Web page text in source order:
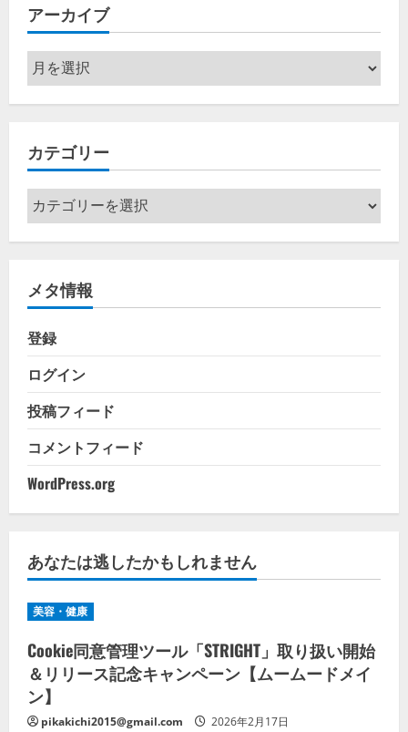
アーカイブ
ア
ー
カ
ブ
カテゴリー
カ
テ
ゴ
ー
メタ情報
登録
ログイン
投稿フィード
コメントフィード
WordPress.org
あなたは逃したかもしれません
美容・健康
Cookie同意管理ツール「STRIGHT」取り扱い開始
＆リリース記念キャンペーン【ムームードメイ
ン】
pikakichi2015@gmail.com 2026年2月17日